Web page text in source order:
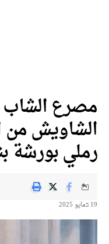
مصرع الشاب
الشاويش من
رملي بورشة
19 בمايو 2025